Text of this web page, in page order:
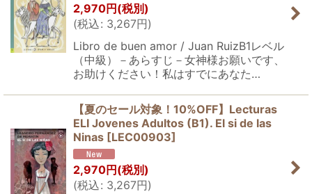
2,970円(税別)
(税込: 3,267円)
Libro de buen amor / Juan RuizB1レベル
（中級）－あらすじ－女神様お願いです、
お助けください！私はすでにあなた…
【夏のセール対象！10%OFF】Lecturas
ELI Jovenes Adultos (B1). El si de las
Ninas [LEC00903]
2,970円(税別)
(税込: 3,267円)